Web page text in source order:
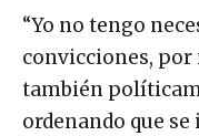
“Yo no tengo
convicciones,
también
ordenando que